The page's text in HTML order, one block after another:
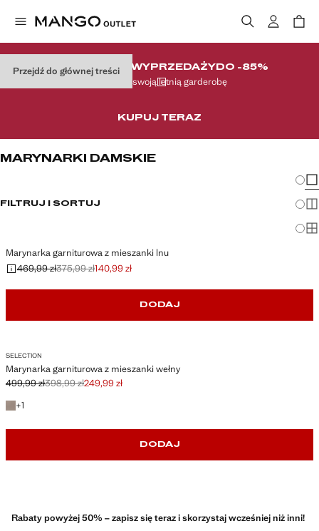
Przejdź do głównej treści
WIELKI FINAŁ WYPRZEDAŻYDO -85%
Uzupełnij swoją letnią garderobę
KUPUJ TERAZ
MARYNARKI DAMSKIE
FILTRUJ I SORTUJ
Marynarka garniturowa z mieszanki lnu
Skreślona cena początkowa [469,99 zł ]
469,99 zł
Skreślona druga cena [375,99 zł ]
375,99 zł
Aktualna cena [140,99 zł ]140,99 zł
DODAJ
SELECTION
Marynarka garniturowa z mieszanki wełny
Skreślona cena początkowa [499,99 zł ]
499,99 zł
Skreślona druga cena [398,99 zł ]
398,99 zł
Aktualna cena [249,99 zł ]
249,99 zł
+1
+1 kolor
DODAJ
Rabaty powyżej 50% – zapisz się teraz i skorzystaj wcześniej niż inni!